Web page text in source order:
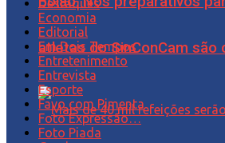
atletas do SinConCam são
Destaques
Economia
Editorial
Em Dois Tempos
Entretenimento
Entrevista
Esporte
Favo com Pimenta
Foto Expressão…
Foto Piada